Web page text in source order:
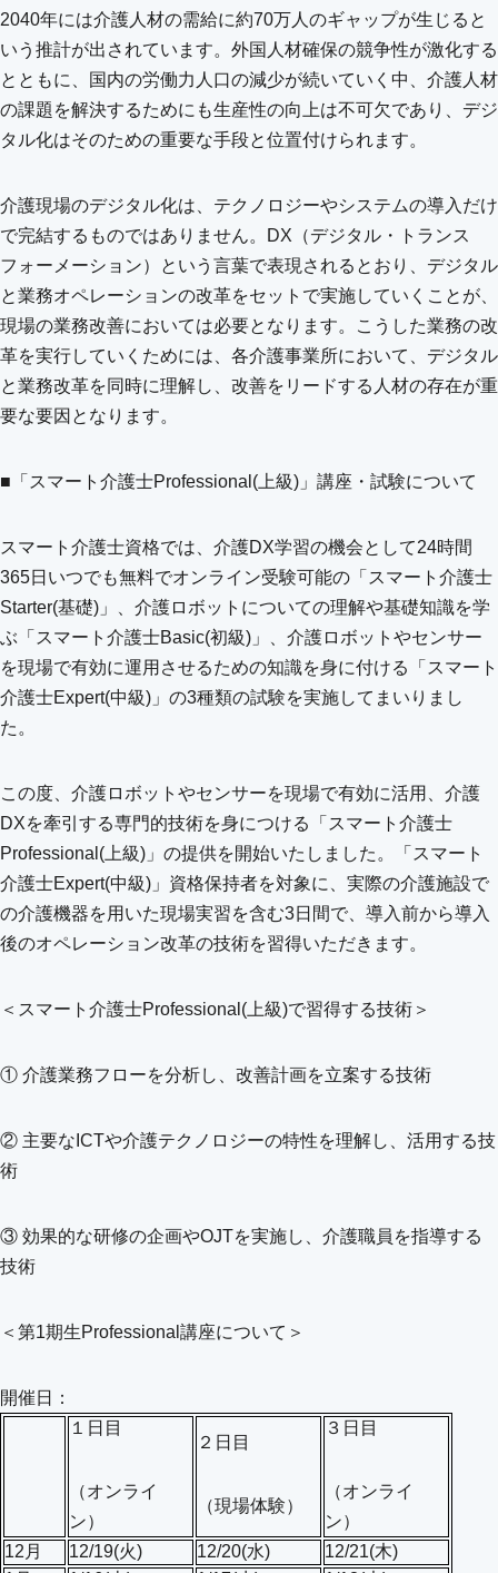
2040年には介護人材の需給に約70万人のギャップが生じると
いう推計が出されています。外国人材確保の競争性が激化する
とともに、国内の労働力人口の減少が続いていく中、介護人材
の課題を解決するためにも生産性の向上は不可欠であり、デジ
タル化はそのための重要な手段と位置付けられます。
介護現場のデジタル化は、テクノロジーやシステムの導入だけ
で完結するものではありません。DX（デジタル・トランス
フォーメーション）という言葉で表現されるとおり、デジタル
と業務オペレーションの改革をセットで実施していくことが、
現場の業務改善においては必要となります。こうした業務の改
革を実行していくためには、各介護事業所において、デジタル
と業務改革を同時に理解し、改善をリードする人材の存在が重
要な要因となります。
■「スマート介護士Professional(上級)」講座・試験について
スマート介護士資格では、介護DX学習の機会として24時間
365日いつでも無料でオンライン受験可能の「スマート介護士
Starter(基礎)」、介護ロボットについての理解や基礎知識を学
ぶ「スマート介護士Basic(初級)」、介護ロボットやセンサー
を現場で有効に運用させるための知識を身に付ける「スマート
介護士Expert(中級)」の3種類の試験を実施してまいりまし
た。
この度、介護ロボットやセンサーを現場で有効に活用、介護
DXを牽引する専門的技術を身につける「スマート介護士
Professional(上級)」の提供を開始いたしました。「スマート
介護士Expert(中級)」資格保持者を対象に、実際の介護施設で
の介護機器を用いた現場実習を含む3日間で、導入前から導入
後のオペレーション改革の技術を習得いただきます。
＜スマート介護士Professional(上級)で習得する技術＞
① 介護業務フローを分析し、改善計画を立案する技術
② 主要なICTや介護テクノロジーの特性を理解し、活用する技
術
③ 効果的な研修の企画やOJTを実施し、介護職員を指導する
技術
＜第1期生Professional講座について＞
開催日：
１日目
（オンライ
ン）
２日目
（現場体験）
３日目
（オンライ
ン）
12月
12/19(火) 12/20(水)
12/21(木)